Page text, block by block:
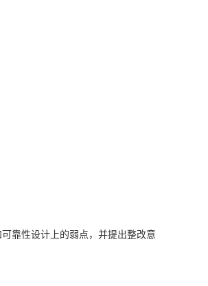
靠性设计上的弱点，并提出整改意